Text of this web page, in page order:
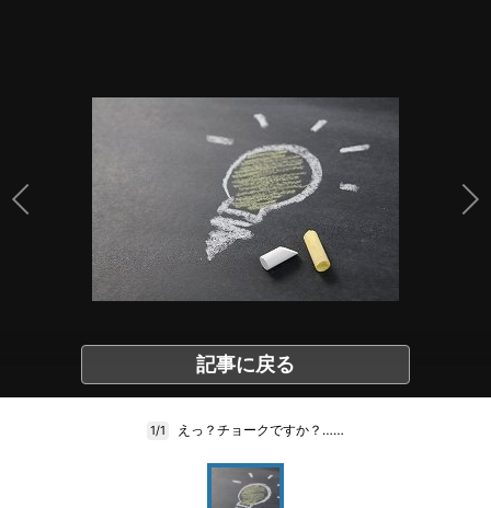
記事に戻る
1/1 えっ？チョークですか？……